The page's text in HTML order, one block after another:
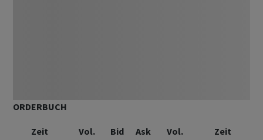
ORDERBUCH
Zeit Vol. Bid Ask Vol.
Zeit